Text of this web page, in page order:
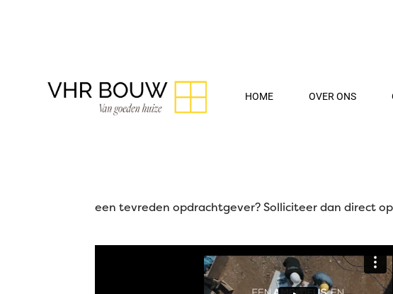
HOME OVER ONS
Vacatures
een tevreden opdrachtgever? Solliciteer dan direct